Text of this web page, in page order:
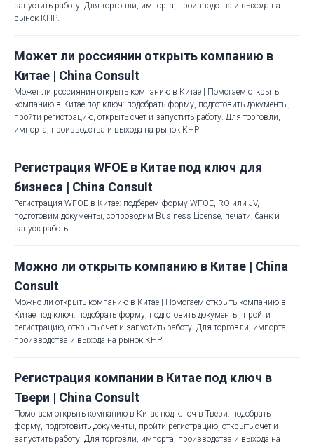
запустить работу. Для торговли, импорта, производства и выхода на
рынок КНР.
Может ли россиянин открыть компанию в
Китае | China Consult
Может ли россиянин открыть компанию в Китае | Помогаем открыть
компанию в Китае под ключ: подобрать форму, подготовить документы,
пройти регистрацию, открыть счет и запустить работу. Для торговли,
импорта, производства и выхода на рынок КНР.
Регистрация WFOE в Китае под ключ для
бизнеса | China Consult
Регистрация WFOE в Китае: подберем форму WFOE, RO или JV,
подготовим документы, сопроводим Business License, печати, банк и
запуск работы.
Можно ли открыть компанию в Китае | China
Consult
Можно ли открыть компанию в Китае | Помогаем открыть компанию в
Китае под ключ: подобрать форму, подготовить документы, пройти
регистрацию, открыть счет и запустить работу. Для торговли, импорта,
производства и выхода на рынок КНР.
Регистрация компании в Китае под ключ в
Твери | China Consult
Помогаем открыть компанию в Китае под ключ в Твери: подобрать
форму, подготовить документы, пройти регистрацию, открыть счет и
запустить работу. Для торговли, импорта, производства и выхода на